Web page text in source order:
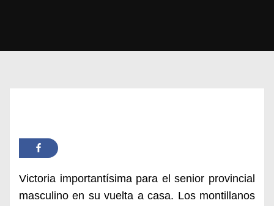
Victoria importantísima para el senior provincial
masculino en su vuelta acasa. Los montillanos